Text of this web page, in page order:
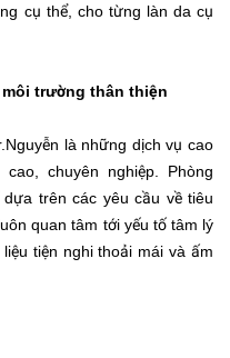
cụ thể, cho từng làn da cụ
trường thân thiện
là những dịch vụ cao
chuyên nghiệp. Phòng
trên các yêu cầu về tiêu
quan tâm tới yếu tố tâm lý
tiện nghi thoải mái và ấm